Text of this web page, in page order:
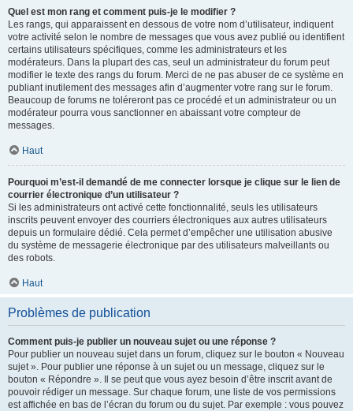
Quel est mon rang et comment puis-je le modifier ?
Les rangs, qui apparaissent en dessous de votre nom d’utilisateur, indiquent
votre activité selon le nombre de messages que vous avez publié ou identifient
certains utilisateurs spécifiques, comme les administrateurs et les
modérateurs. Dans la plupart des cas, seul un administrateur du forum peut
modifier le texte des rangs du forum. Merci de ne pas abuser de ce système en
publiant inutilement des messages afin d’augmenter votre rang sur le forum.
Beaucoup de forums ne toléreront pas ce procédé et un administrateur ou un
modérateur pourra vous sanctionner en abaissant votre compteur de
messages.
Haut
Pourquoi m’est-il demandé de me connecter lorsque je clique sur le lien de
courrier électronique d’un utilisateur ?
Si les administrateurs ont activé cette fonctionnalité, seuls les utilisateurs
inscrits peuvent envoyer des courriers électroniques aux autres utilisateurs
depuis un formulaire dédié. Cela permet d’empêcher une utilisation abusive
du système de messagerie électronique par des utilisateurs malveillants ou
des robots.
Haut
Problèmes de publication
Comment puis-je publier un nouveau sujet ou une réponse ?
Pour publier un nouveau sujet dans un forum, cliquez sur le bouton « Nouveau
sujet ». Pour publier une réponse à un sujet ou un message, cliquez sur le
bouton « Répondre ». Il se peut que vous ayez besoin d’être inscrit avant de
pouvoir rédiger un message. Sur chaque forum, une liste de vos permissions
est affichée en bas de l’écran du forum ou du sujet. Par exemple : vous pouvez